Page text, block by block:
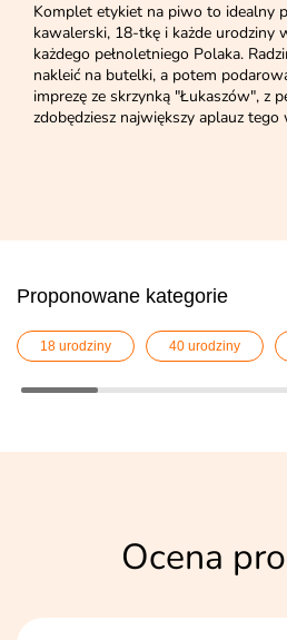
Komplet etykiet na piwo to idealny
kawalerski, 18-tkę i każde urodziny
każdego pełnoletniego Polaka.
nakleić na butelki, a potem
imprezę ze skrzynką "Łukaszów", z
zdobędziesz największy aplauz tego
Proponowane kategorie
18 urodziny 40 urodziny
Ocena